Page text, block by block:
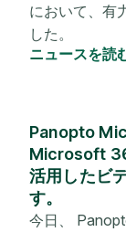
において、有
した。
ニュースを読
Panopto
Microsoft
活用したビ
す。
今日、